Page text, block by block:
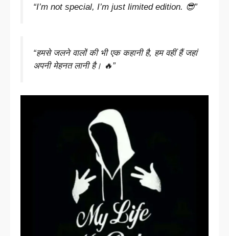
“I’m not special, I’m just limited edition. 😎”
“हमसे जलने वालों की भी एक कहानी है, हम वहीं हैं जहां
अपनी मेहनत लानी है। 🔥”